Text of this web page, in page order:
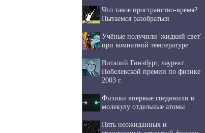
Что такое пространство-время?
Пытаемся разобраться
Учёные получили 'жидкий свет'
при комнатной температуре
Виталий Гинзбург, лауреат
Нобелевской премии по физике
2003 г.
Физики впервые соединили в
молекулу отдельные атомы
Пять неожиданных и